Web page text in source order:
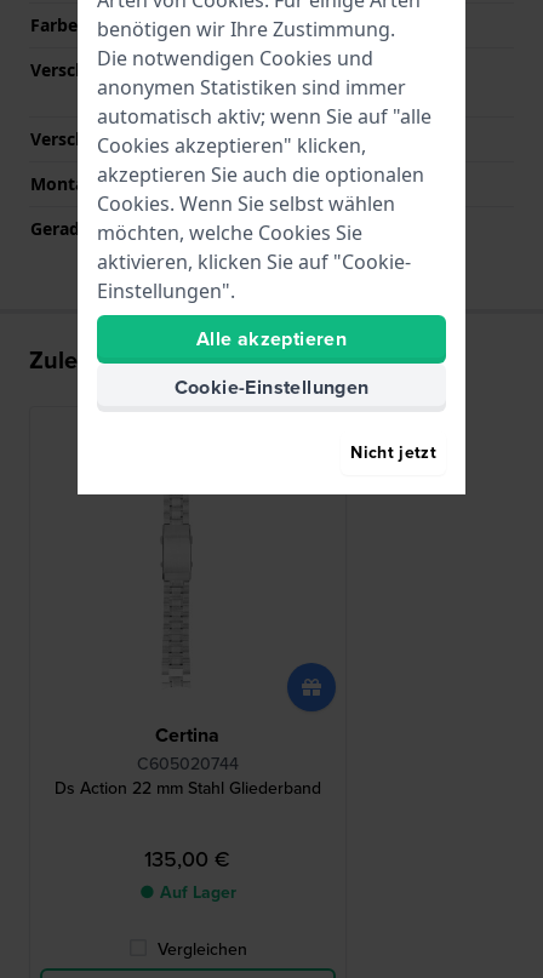
Farbe des Armbands
Silber
Verschlusstyp
Faltschließe mit
Druckknöpfen
Verschlussfarbe
Silber
Montagetyp
Druckstifte
Gerade Bandhalterung
Nein
Zuletzt angesehen
Certina
C605020744
Ds Action 22 mm Stahl Gliederband
135,00 €
● Auf Lager
Vergleichen
benötigen wir Ihre Zustimmung.
Die notwendigen Cookies und
anonymen Statistiken sind immer
automatisch aktiv; wenn Sie auf "alle
Cookies akzeptieren" klicken,
akzeptieren Sie auch die optionalen
Cookies. Wenn Sie selbst wählen
möchten, welche Cookies Sie
aktivieren, klicken Sie auf "Cookie-
Einstellungen".
Alle akzeptieren
Cookie-Einstellungen
Nicht jetzt